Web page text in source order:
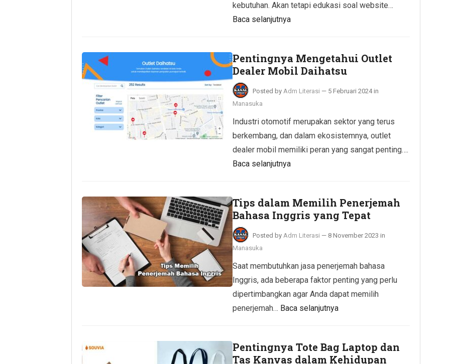
kebutuhan. Akan tetapi edukasi soal website…
Baca selanjutnya
Pentingnya Mengetahui Outlet
Dealer Mobil Daihatsu
Posted by Adm Literasi — 5 Februari 2024 in
Manasuka
Industri otomotif merupakan sektor yang terus
berkembang, dan dalam ekosistemnya, outlet
dealer mobil memiliki peran yang sangat penting….
Baca selanjutnya
Tips dalam Memilih Penerjemah
Bahasa Inggris yang Tepat
Posted by Adm Literasi — 8 November 2023 in
Manasuka
Saat membutuhkan jasa penerjemah bahasa
Inggris, ada beberapa faktor penting yang perlu
dipertimbangkan agar Anda dapat memilih
penerjemah… Baca selanjutnya
Pentingnya Tote Bag Laptop dan
Tas Kanvas dalam Kehidupan